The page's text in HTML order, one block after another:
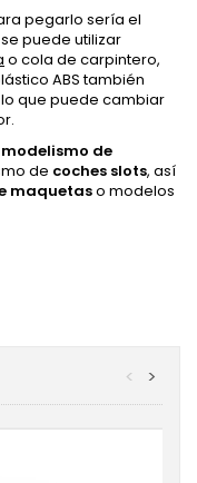
pegarlo sería el
puede utilizar
o cola de carpintero,
ABS también
que puede cambiar
modelismo de
de coches slots, así
maquetaso modelos
>
<